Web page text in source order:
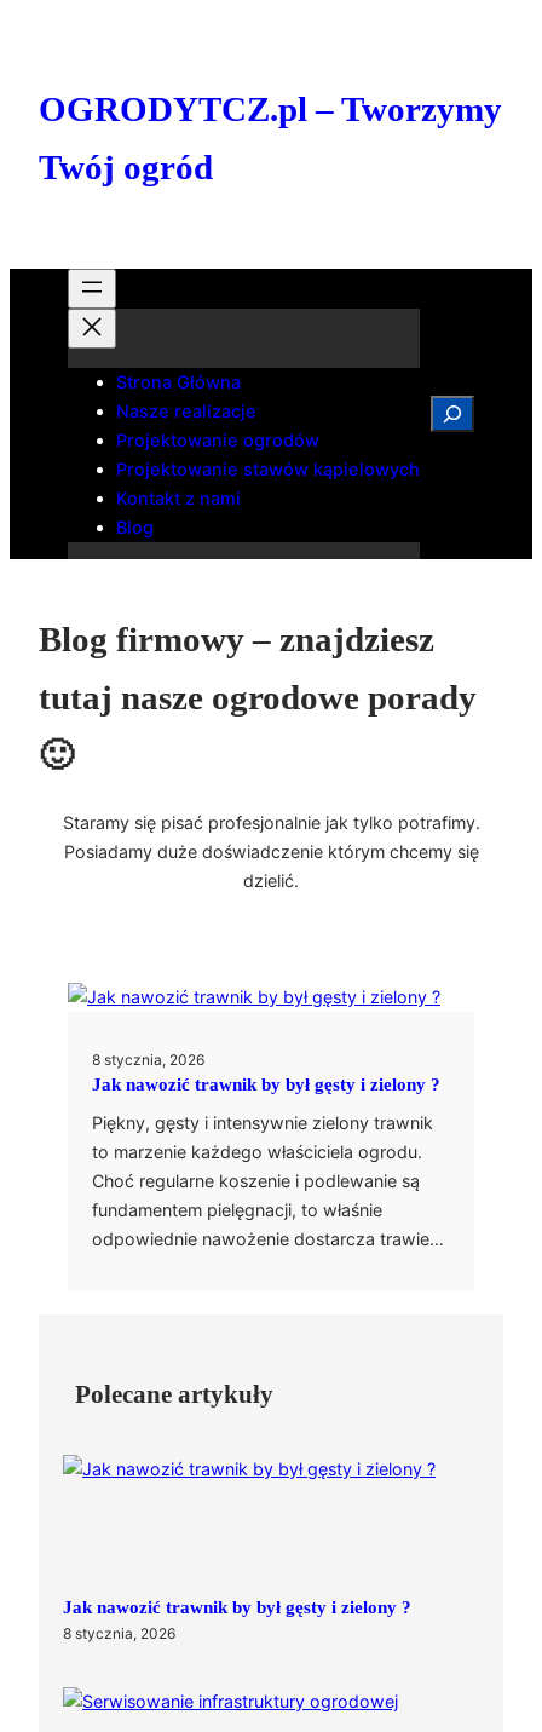
OGRODYTCZ.pl – Tworzymy
Twój ogród
Strona Główna
Nasze realizacje
Projektowanie ogrodów
Projektowanie stawów kąpielowych
Kontakt z nami
Blog
Search
Blog firmowy – znajdziesz
tutaj nasze ogrodowe porady
🙂
Staramy się pisać profesjonalnie jak tylko potrafimy.
Posiadamy duże doświadczenie którym chcemy się
dzielić.
8 stycznia, 2026
Jak nawozić trawnik by był gęsty i zielony ?
Piękny, gęsty i intensywnie zielony trawnik
to marzenie każdego właściciela ogrodu.
Choć regularne koszenie i podlewanie są
fundamentem pielęgnacji, to właśnie
odpowiednie nawożenie dostarcza trawie…
Polecane artykuły
Jak nawozić trawnik by był gęsty i zielony ?
8 stycznia, 2026